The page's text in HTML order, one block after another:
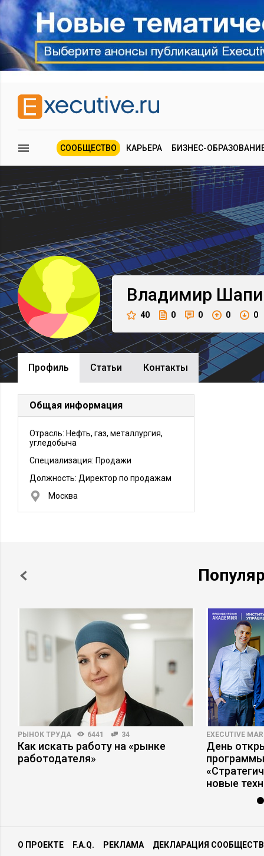
СООБЩЕСТВО КАРЬЕРА БИЗНЕС-
Владимир
40 0 0 0 0
Профиль Cтатьи Контакты
Общая информация
Отрасль: Нефть, газ, металлургия,
угледобыча
Специализация: Продажи
Должность: Директор по продажам
Москва
РЫНОК ТРУДА 6441 34
Как искать работу на «рынке
работодателя»
EXECUTIVE
День
новые
О ПРОЕКТЕ F.A.Q. РЕКЛАМА ДЕКЛАРАЦИЯ